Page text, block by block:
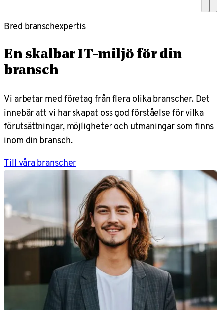
Bred branschexpertis
En skalbar IT-miljö för din
bransch
Vi arbetar med företag från flera olika branscher. Det
innebär att vi har skapat oss god förståelse för vilka
förutsättningar, möjligheter och utmaningar som finns
inom din bransch.
Till våra branscher